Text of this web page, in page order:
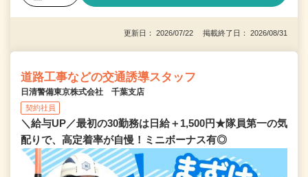
更新日： 2026/07/22 掲載終了日： 2026/08/31
道路工事などの交通誘導スタッフ
日清警備東京株式会社 千葉支店
契約社員
＼給与UP／最初の30勤務は日給＋1,500円★隊員第一の気
配りで、高定着率が自慢！ミニボーナス有◎